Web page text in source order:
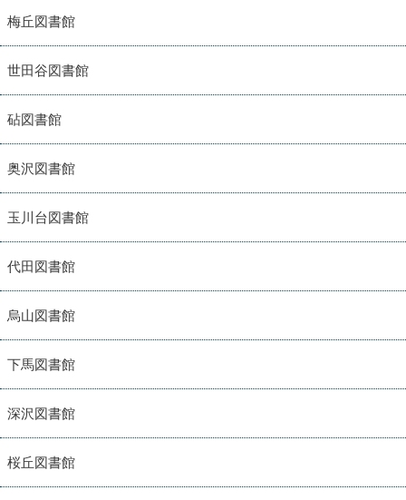
梅丘図書館
世田谷図書館
砧図書館
奥沢図書館
玉川台図書館
代田図書館
烏山図書館
下馬図書館
深沢図書館
桜丘図書館